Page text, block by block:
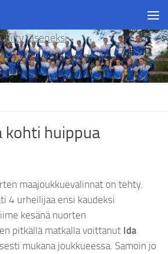
Liity jäseneksi
kohti huippua
maajoukkuevalinnat on tehty.
4 urheilijaa ensi kaudeksi
kesänä nuorten
pitkällä matkalla voittanut Ida
mukana joukkueessa. Samoin jo